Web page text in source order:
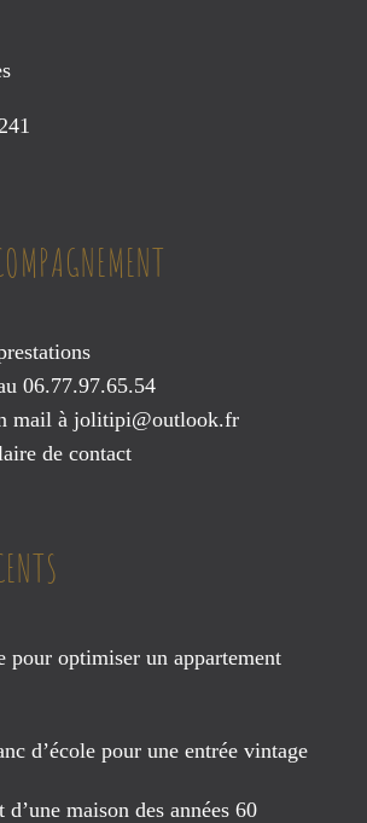
06.77.97.65.54
mail à jolitipi@outlook.fr
de contact
pour optimiser un appartement
d’école pour une entrée vintage
d’une maison des années 60